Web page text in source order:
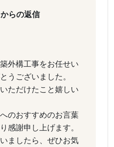
らの返信
外構工事をお任せい
うございました。
ただけたこと嬉しい
のおすすめのお言葉
感謝申し上げます。
ましたら、ぜひお気